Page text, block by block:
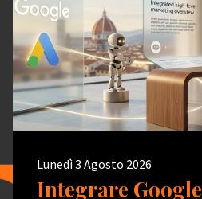
Lunedì 3 Agosto 2026
Integrare Google